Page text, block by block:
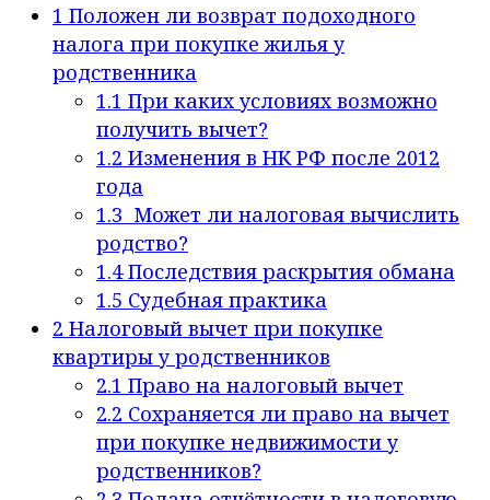
1 Положен ли возврат подоходного
налога при покупке жилья у
родственника
1.1 При каких условиях возможно
получить вычет?
1.2 Изменения в НК РФ после 2012
года
1.3 Может ли налоговая вычислить
родство?
1.4Последствия раскрытия обмана
1.5 Судебная практика
2 Налоговый вычет при покупке
квартиры у родственников
2.1 Право на налоговый вычет
2.2 Сохраняется ли право на вычет
при покупке недвижимости у
родственников?